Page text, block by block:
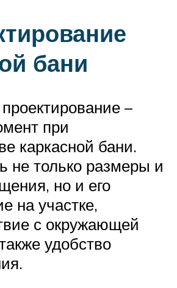
бани
–
при
каркасной бани.
не только размеры и
но и его
на участке,
с окружающей
удобство